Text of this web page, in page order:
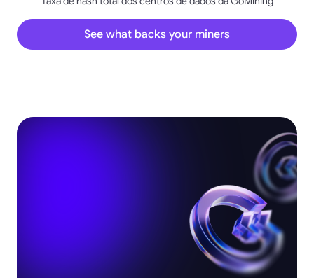
See what backs your miners